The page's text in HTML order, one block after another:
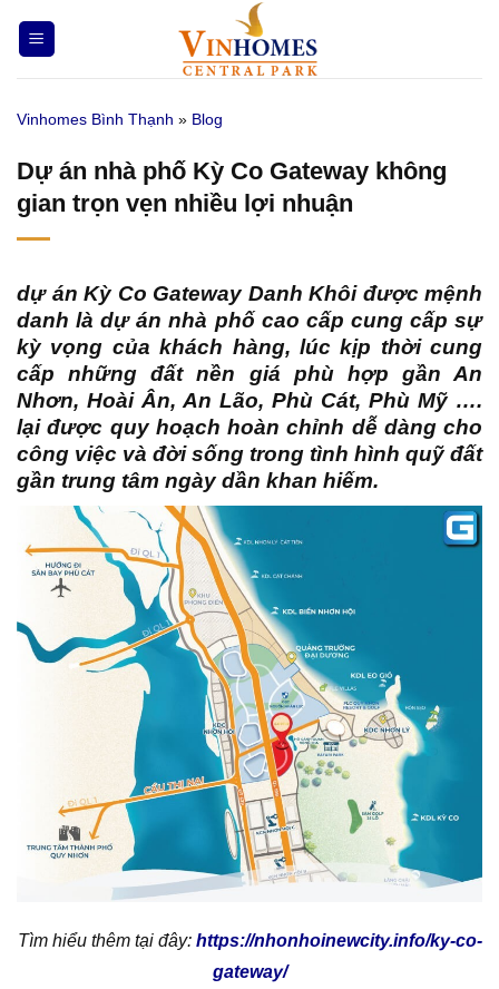
qua
nội
Vinhomes Bình Thạnh » Blog
Dự án nhà phố Kỳ Co Gateway không
gian trọn vẹn nhiều lợi nhuận
dự án Kỳ Co Gateway Danh Khôiđược mệnh
danh là dự án nhà phố cao cấp cung cấp sự
kỳ vọng của khách hàng, lúc kịp thời cung
cấp những đất nền giá phù hợp gần An
Nhơn, Hoài Ân, An Lão, Phù Cát, Phù Mỹ ….
lại được quy hoạch hoàn chỉnh dễ dàng cho
công việc và đời sống trong tình hình quỹ đất
gần trung tâm ngày dần khan hiếm.
Tìm hiểu thêm tại đây: https://nhonhoinewcity.info/ky-co-
gateway/